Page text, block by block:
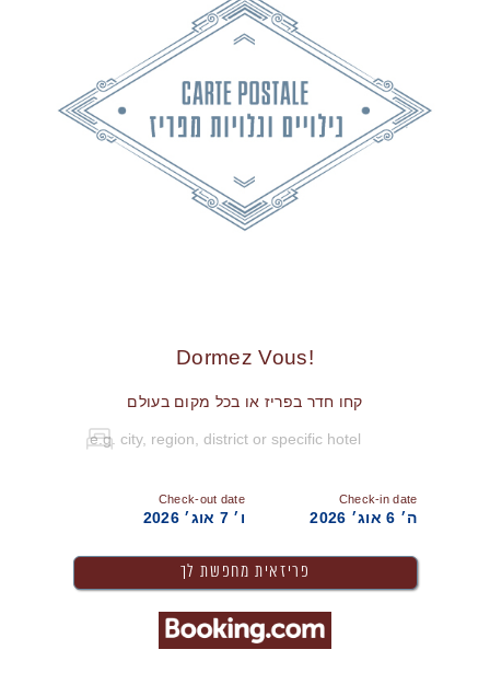
!Dormez Vous
קחו חדר בפריז או בכל מקום בעולם
Check-in date
ה׳ 6 אוג׳ 2026
Check-out date
ו׳ 7 אוג׳ 2026